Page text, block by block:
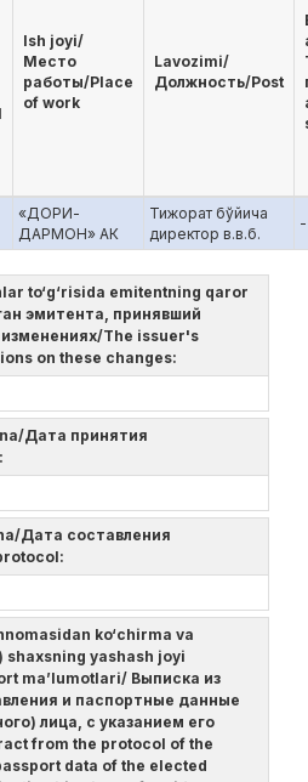
Ish joyi/
Место
работы/Place
of work
Lavozimi/
Должность/Post
«ДОРИ-
ДАРМОН» АК
Тижорат бўйича
директор в.в.б.
-
to‘g‘risida emitentning qaror
эмитента, принявший
The issuer's
on these changes:
Дата принятия
Дата составления
ko‘chirma va
yashash joyi
ma’lumotlari/ Выписка из
и паспортные данные
лица, с указанием его
from the protocol of the
data of the elected